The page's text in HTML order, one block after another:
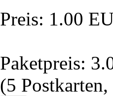
Preis: 1.00
Paketpreis:
(5